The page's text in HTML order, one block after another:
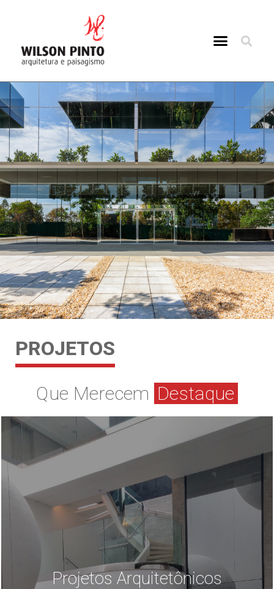
PROJETOS
Que Merecem Destaque
Projetos Arquitetônicos